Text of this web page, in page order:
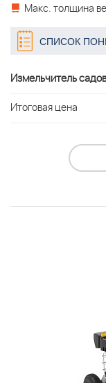
Макс. толщина
СПИСОК
Измельчитель
Итоговая цена